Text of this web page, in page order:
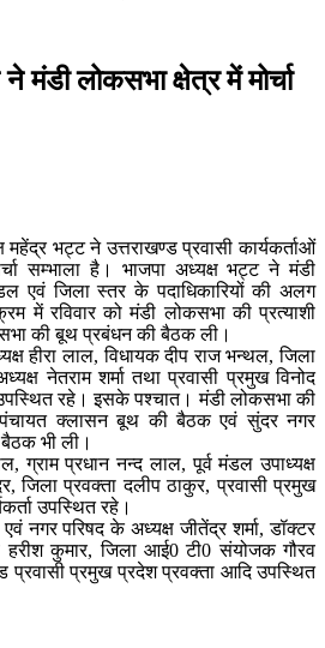
मंडी लोकसभा क्षेत्र में मोर्चा
भट्ट ने उत्तराखण्ड प्रवासी कार्यकर्ताओं
सम्भाला है। भाजपा अध्यक्ष भट्ट ने मंडी
जिला स्तर के पदाधिकारियों की अलग
रविवार को मंडी लोकसभा की प्रत्याशी
की बूथ प्रबंधन की बैठक ली।
हीरा लाल, विधायक दीप राज भन्थल, जिला
नेतराम शर्मा तथा प्रवासी प्रमुख विनोद
उपस्थित रहे। इसके पश्चात। मंडी लोकसभा की
पंचायत क्लासन बूथ की बैठक एवं सुंदर नगर
भी ली।
ग्राम प्रधान नन्द लाल, पूर्व मंडल उपाध्यक्ष
जिला प्रवक्ता दलीप ठाकुर, प्रवासी प्रमुख
उपस्थित रहे।
नगर परिषद के अध्यक्ष जीतेंद्र शर्मा, डॉक्टर
हरीश कुमार, जिला आई0 टी0 संयोजक गौरव
प्रवासी प्रमुख प्रदेश प्रवक्ता आदि उपस्थित